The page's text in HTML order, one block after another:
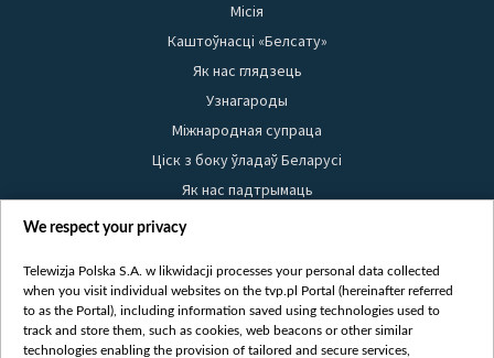
Місія
Каштоўнасці «Белсату»
Як нас глядзець
Узнагароды
Міжнародная супраца
Ціск з боку ўладаў Беларусі
Як нас падтрымаць
Правілы выкарыстання матэрыялаў
Бяспека
Youtube
Белсат news
We respect your privacy
Telewizja Polska S.A. w likwidacji processes your personal data collected
when you visit individual websites on the tvp.pl Portal (hereinafter referred
to as the Portal), including information saved using technologies used to
track and store them, such as cookies, web beacons or other similar
technologies enabling the provision of tailored and secure services,